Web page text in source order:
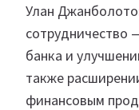
Улан
сотрудничество
банка и
также
финансовым